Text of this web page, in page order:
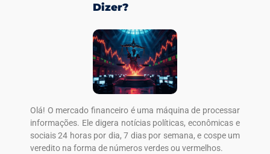
Dizer?
Olá! O mercado financeiro é uma máquina de processar
informações. Ele digera notícias políticas, econômicas e
sociais 24 horas por dia, 7 dias por semana, e cospe um
veredito na forma de números verdes ou vermelhos.